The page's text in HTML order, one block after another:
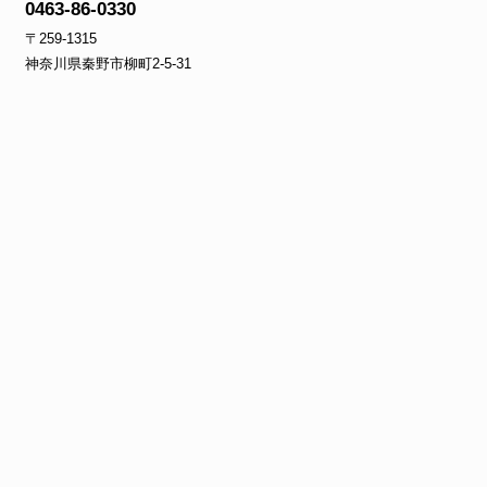
0463-86-0330
〒259-1315
神奈川県秦野市柳町2‐5‐31